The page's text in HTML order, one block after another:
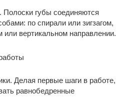
Полоски губы соединяются
по спирали или зигзагом,
или вертикальном направлении.
Делая первые шаги в работе,
равнобедренные